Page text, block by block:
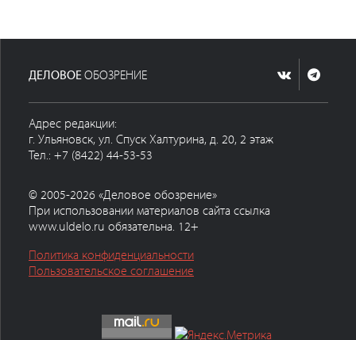
ДЕЛОВОЕОБОЗРЕНИЕ
Адрес редакции:
г. Ульяновск, ул. Спуск Халтурина, д. 20, 2 этаж
Тел.: +7 (8422) 44-53-53
© 2005-2026 «Деловое обозрение»
При использовании материалов сайта ссылка
www.uldelo.ru обязательна. 12+
Политика конфиденциальности
Пользовательское соглашение